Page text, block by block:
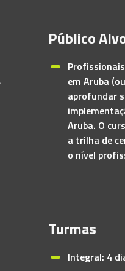
Público
em Aruba
aprofundar
Aruba. O
a trilha de
o nível
Turmas
Integral: 4